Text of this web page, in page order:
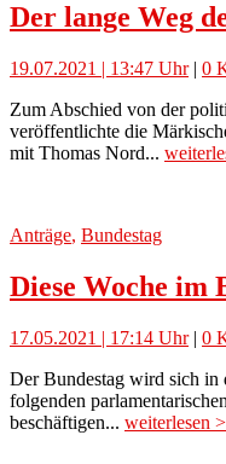
Der lange Weg
19.07.2021 | 13:47 Uhr| 0
Zum Abschied von der
veröffentlichte die
mit Thomas Nord...
Anträge, Bundestag
Diese Woche im
17.05.2021 | 17:14 Uhr| 0
Der Bundestag wird sich in
folgenden
beschäftigen... weiterlesen